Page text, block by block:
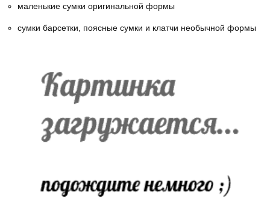
маленькие сумки оригинальной формы
сумки барсетки, поясные сумки и клатчи необычной формы